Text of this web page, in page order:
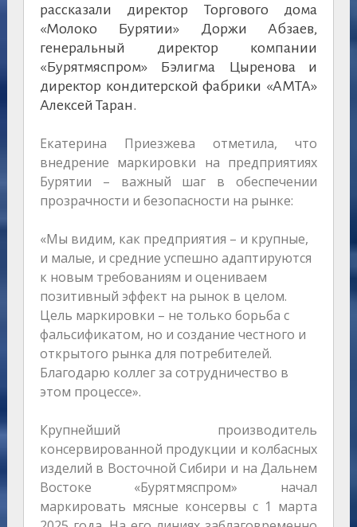
рассказали директор Торгового дома
«Молоко Бурятии» Доржи Абзаев,
генеральный директор компании
«Бурятмяспром» Бэлигма Цыренова и
директор кондитерской фабрики «АМТА»
Алексей Таран.
Екатерина Приезжева отметила, что
внедрение маркировки на предприятиях
Бурятии – важный шаг в обеспечении
прозрачности и безопасности на рынке:
«Мы видим, как предприятия – и крупные,
и малые, и средние успешно адаптируются
к новым требованиям и оцениваем
позитивный эффект на рынок в целом.
Цель маркировки – не только борьба с
фальсификатом, но и создание честного и
открытого рынка для потребителей.
Благодарю коллег за сотрудничество в
этом процессе».
Крупнейший производитель
консервированной продукции и колбасных
изделий в Восточной Сибири и на Дальнем
Востоке «Бурятмяспром» начал
маркировать мясные консервы с 1 марта